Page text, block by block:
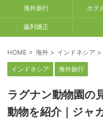
海外旅行 ホテ
歯列矯正
HOME > 海外 > インドネシア >
インドネシア 海外旅行
ラグナン動物園の
動物を紹介｜ジャ